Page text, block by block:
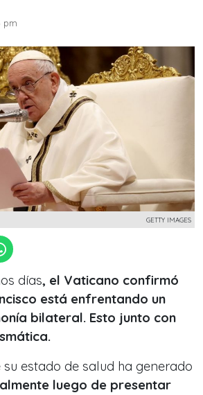
pm
GETTY IMAGES
días, el Vaticano confirmó
está enfrentando un
bilateral. Esto junto con
estado de salud ha generado
luego de presentar